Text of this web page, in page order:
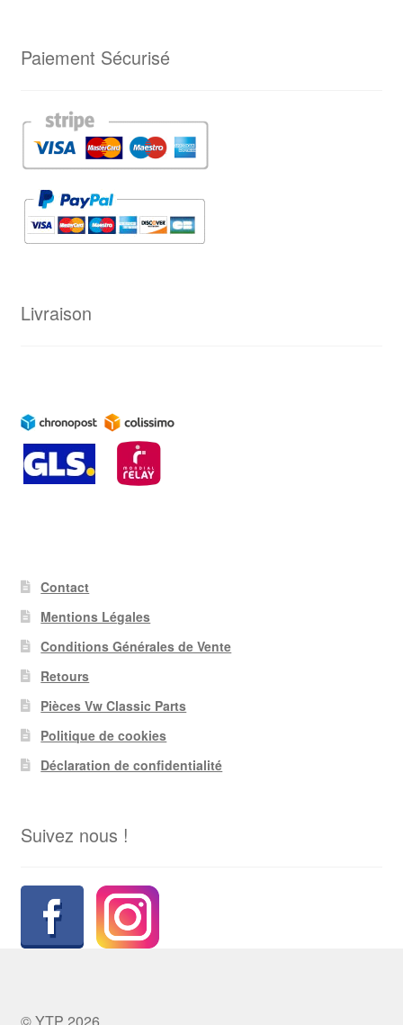
Paiement Sécurisé
Livraison
Contact
Mentions Légales
Conditions Générales de Vente
Retours
Pièces Vw Classic Parts
Politique de cookies
Déclaration de confidentialité
Suivez nous !